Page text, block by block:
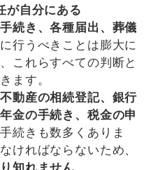
が自分にある
続き、各種届出、葬儀
行うべきことは膨大に
これらすべての判断と
ます。
不動産の相続登記、銀行
金の手続き、税金の申
続きも数多くありま
ければならないため、